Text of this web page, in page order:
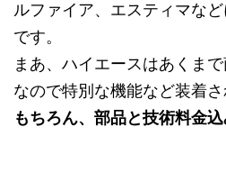
ルファイア、エスティマな
です。
まあ、ハイエースはあくま
なので特別な機能など装着さ
もちろん、部品と技術料金込